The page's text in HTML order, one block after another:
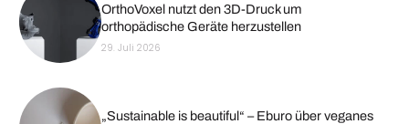
OrthoVoxel nutzt den 3D-Druck um
orthopädische Geräte herzustellen
29. Juli 2026
„Sustainable is beautiful“ – Eburo über veganes